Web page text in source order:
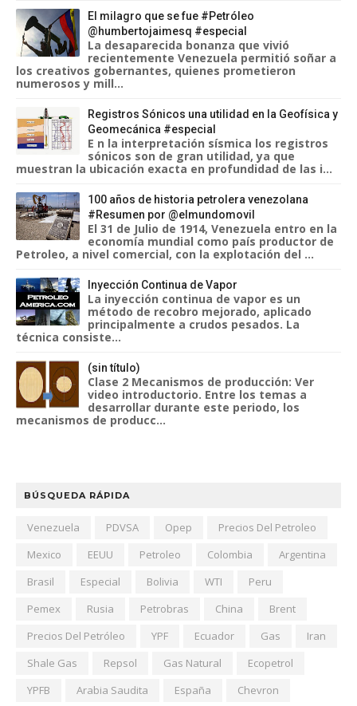
El milagro que se fue #Petróleo
@humbertojaimesq #especial
La desaparecida bonanza que vivió
recientemente Venezuela permitió soñar a
los creativos gobernantes, quienes prometieron
numerosos y mill...
Registros Sónicos una utilidad en la Geofísica y
Geomecánica #especial
E n la interpretación sísmica los registros
sónicos son de gran utilidad, ya que
muestran la ubicación exacta en profundidad de las i...
100 años de historia petrolera venezolana
#Resumen por @elmundomovil
El 31 de Julio de 1914, Venezuela entro en la
economía mundial como país productor de
Petroleo, a nivel comercial, con la explotación del ...
Inyección Continua de Vapor
La inyección continua de vapor es un
método de recobro mejorado, aplicado
principalmente a crudos pesados. La
técnica consiste...
(sin título)
Clase 2 Mecanismos de producción: Ver
video introductorio. Entre los temas a
desarrollar durante este periodo, los
mecanismos de producc...
BÚSQUEDA RÁPIDA
Venezuela PDVSA Opep
Precios Del Petroleo
Mexico
EEUU Petroleo Colombia
Argentina
Brasil
Especial Bolivia WTI
Peru
Pemex
Rusia Petrobras China
Brent
Precios Del Petróleo
YPF Ecuador Gas
Iran
Shale Gas
Repsol Gas Natural
Ecopetrol
YPFB
Arabia Saudita España
Chevron